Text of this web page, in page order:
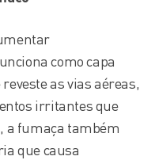
como capa
as vias aéreas,
irritantes que
a fumaça também
que causa